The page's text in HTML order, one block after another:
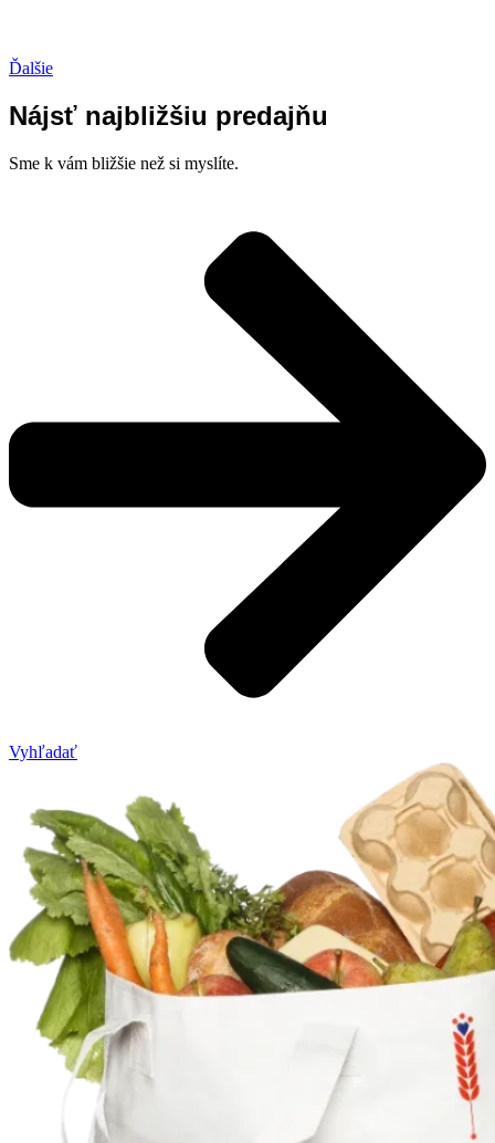
Ďalšie
Nájsť najbližšiu predajňu
Sme k vám bližšie než si myslíte.
Vyhľadať